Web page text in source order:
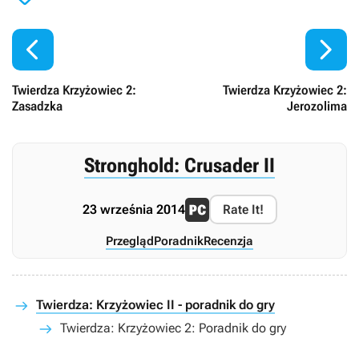

Twierdza Krzyżowiec 2:
Zasadzka
Twierdza Krzyżowiec 2:
Jerozolima

Stronghold: Crusader II
23 września 2014 Rate It!
PrzeglądPoradnikRecenzja
Twierdza: Krzyżowiec II - poradnik do gry
Twierdza: Krzyżowiec 2: Poradnik do gry